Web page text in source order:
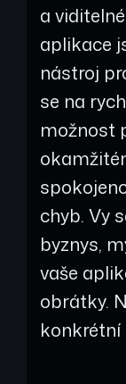
a
aplikace
nástroj
se na
možnost
chyb. Vy
byznys,
vaše
obrátky.
konkrétní